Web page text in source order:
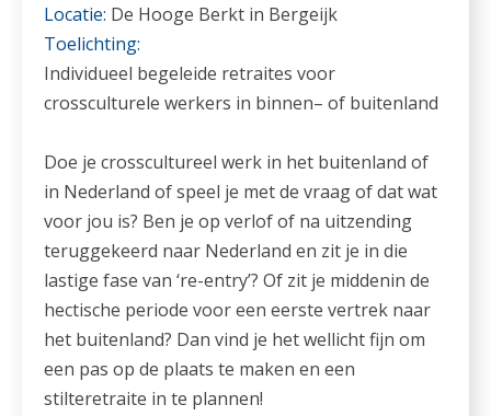
Locatie: De Hooge Berkt in Bergeijk
Toelichting:
Individueel begeleide retraites voor
crossculturele werkers in binnen– of buitenland
Doe je crosscultureel werk in het buitenland of
in Nederland of speel je met de vraag of dat wat
voor jou is? Ben je op verlof of na uitzending
teruggekeerd naar Nederland en zit je in die
lastige fase van ‘re-entry’? Of zit je middenin de
hectische periode voor een eerste vertrek naar
het buitenland? Dan vind je het wellicht fijn om
een pas op de plaats te maken en een
stilteretraite in te plannen!